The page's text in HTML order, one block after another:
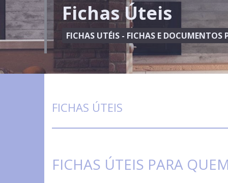
Fichas Úteis
FICHAS UTÉIS - FICHAS E DOCUMENTOS
FICHAS ÚTEIS
FICHAS ÚTEIS PARA